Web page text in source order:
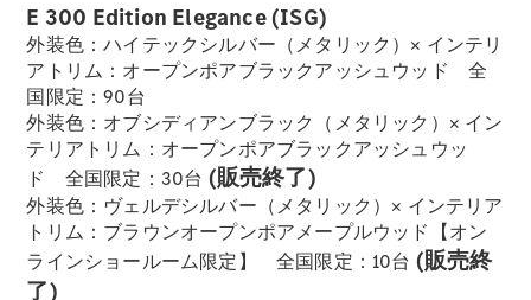
ベント キャ
ンペーン
Mercedes-
Benz LIVE!
Mercedes-
Benz
STUDIO
TOKYO
ディーラー
検索
ご購入相談
E 300 Edition Elegance (ISG)
外装色：ハイテックシルバー（メタリック）× インテリ
アトリム：オープンポアブラックアッシュウッド 全
国限定：90台
外装色：オブシディアンブラック（メタリック）× イン
テリアトリム：オープンポアブラックアッシュウッ
ド 全国限定：30台 (販売終了)
外装色：ヴェルデシルバー（メタリック）× インテリア
トリム：ブラウンオープンポアメープルウッド【オン
ラインショールーム限定】 全国限定：10台 (販売終
了)